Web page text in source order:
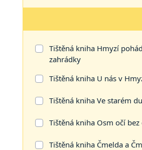
Tištěná kniha Hmyzí
zahrádky
Tištěná kniha U nás v
Tištěná kniha Ve starém
Tištěná kniha Osm očí
Tištěná kniha Čmelda a